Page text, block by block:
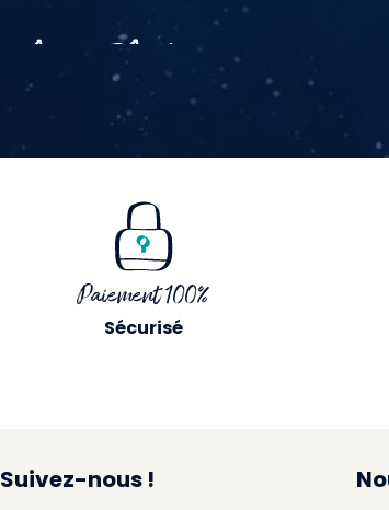
Paiement 100%
Sécurisé
Suivez-nous !